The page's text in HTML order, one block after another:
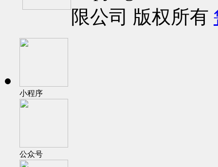
限公司 版权所有
小程序
公众号